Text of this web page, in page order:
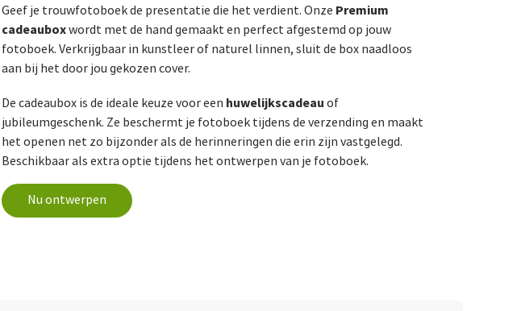
Geef je trouwfotoboek de presentatie die het verdient. Onze Premium
cadeauboxwordt met de hand gemaakt en perfect afgestemd op jouw
fotoboek. Verkrijgbaar in kunstleer of naturel linnen, sluit de box naadloos
aan bij het door jou gekozen cover.
De cadeaubox is de ideale keuze voor een huwelijkscadeau of
jubileumgeschenk. Ze beschermt je fotoboek tijdens de verzending en maakt
het openen net zo bijzonder als de herinneringen die erin zijn vastgelegd.
Beschikbaar als extra optie tijdens het ontwerpen van je fotoboek.
Nu ontwerpen